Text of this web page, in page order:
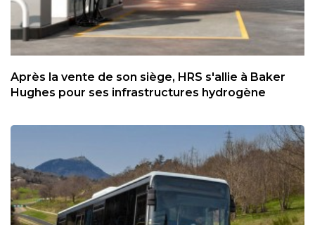
Après la vente de son siège, HRS s'allie à Baker
Hughes pour ses infrastructures hydrogène